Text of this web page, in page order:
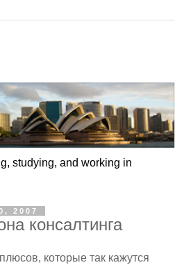
studying, and working in
2007
консалтинга
которые так кажутся